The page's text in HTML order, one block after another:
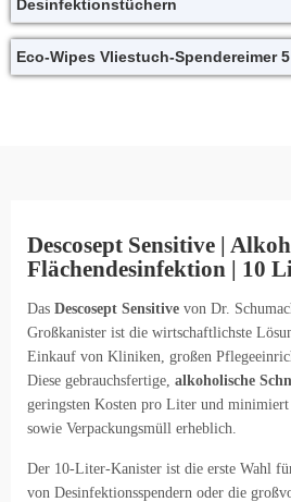
Desinfektionstüchern
Eco-Wipes Vliestuch-Spendereimer
Descosept Sensitive |
Flächendesinfektion | 10
Das Descosept Sensitive von Dr.
Großkanister ist die wirtschaftlichste
Einkauf von Kliniken, großen
Diese gebrauchsfertige, alkoholische
geringsten Kosten pro Liter und
sowie Verpackungsmüll erheblich.
Der 10-Liter-Kanister ist die erste Wahl
von Desinfektionsspendern oder die